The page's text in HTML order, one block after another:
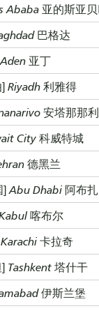
Ababa 亚的斯亚
巴格达
亚丁
Riyadh 利雅得
安塔那那
City 科威特城
德黑兰
Abu Dhabi 阿布
喀布尔
卡拉奇
Tashkent 塔什干
伊斯兰堡